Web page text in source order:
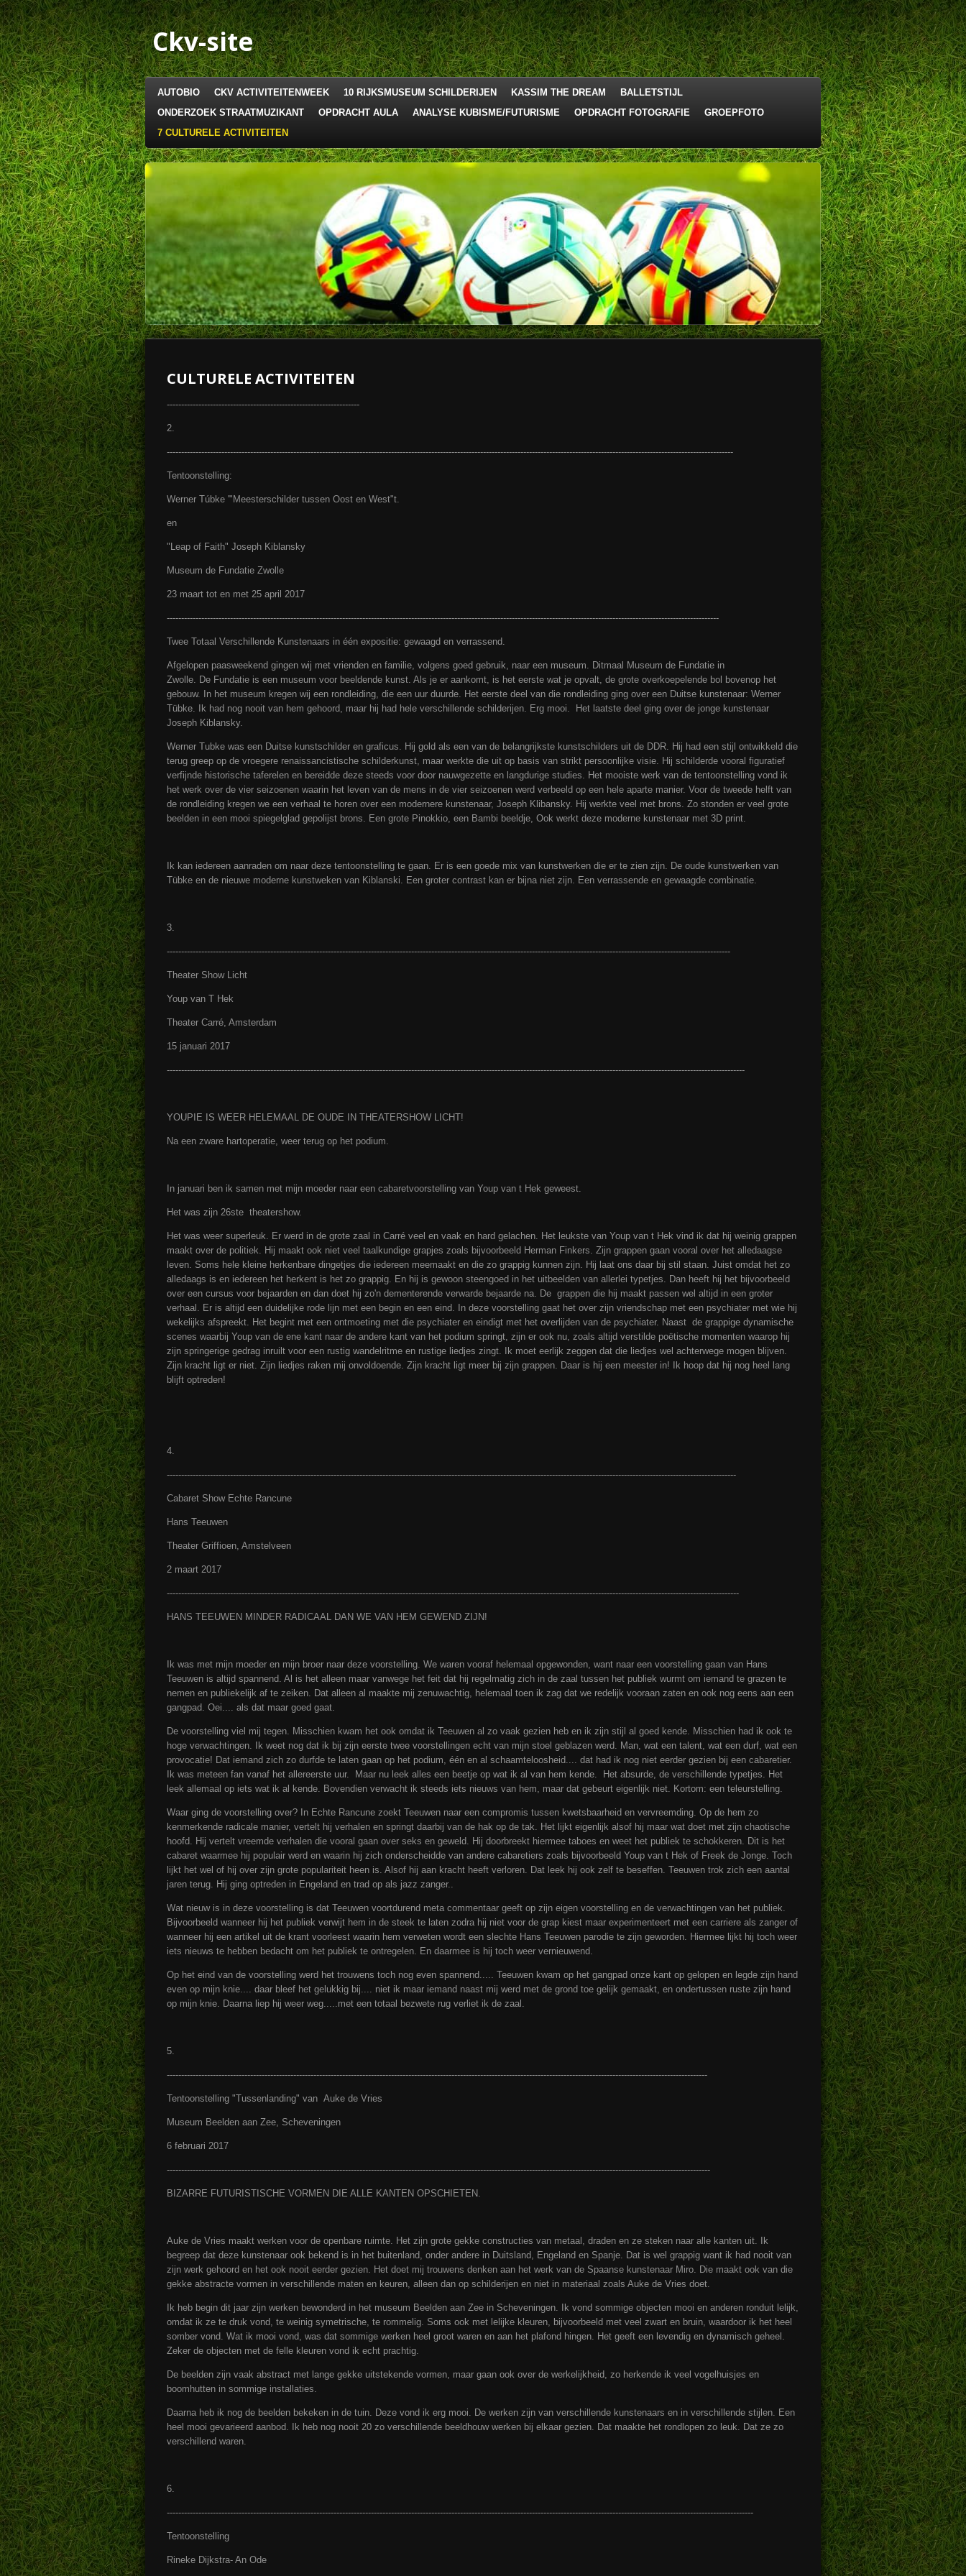
Ga
direct
naar
de
hoofdinhoud
Ckv-site
AUTOBIO CKV ACTIVITEITENWEEK 10 RIJKSMUSEUM SCHILDERIJEN KASSIM THE DREAM
BALLETSTIJL
ONDERZOEK STRAATMUZIKANT
OPDRACHT AULA ANALYSE KUBISME/FUTURISME OPDRACHT FOTOGRAFIE
GROEPFOTO
7 CULTURELE ACTIVITEITEN
CULTURELE ACTIVITEITEN
-------------------------------------------------------------------
2.
-----------------------------------------------------------------------------------------------------------------------------------------------------------------------------------------------------
Tentoonstelling:
Werner Túbke '"Meesterschilder tussen Oost en West"t.
en
"Leap of Faith" Joseph Kiblansky
Museum de Fundatie Zwolle
23 maart tot en met 25 april 2017
------------------------------------------------------------------------------------------------------------------------------------------------------------------------------------------------
Twee Totaal Verschillende Kunstenaars in één expositie: gewaagd en verrassend.
Afgelopen paasweekend gingen wij met vrienden en familie, volgens goed gebruik, naar een museum. Ditmaal Museum de Fundatie in
Zwolle. De Fundatie is een museum voor beeldende kunst. Als je er aankomt, is het eerste wat je opvalt, de grote overkoepelende bol bovenop het
gebouw. In het museum kregen wij een rondleiding, die een uur duurde. Het eerste deel van die rondleiding ging over een Duitse kunstenaar: Werner
Tübke. Ik had nog nooit van hem gehoord, maar hij had hele verschillende schilderijen. Erg mooi. Het laatste deel ging over de jonge kunstenaar
Joseph Kiblansky.
Werner Tubke was een Duitse kunstschilder en graficus. Hij gold als een van de belangrijkste kunstschilders uit de DDR. Hij had een stijl ontwikkeld die
terug greep op de vroegere renaissancistische schilderkunst, maar werkte die uit op basis van strikt persoonlijke visie. Hij schilderde vooral figuratief
verfijnde historische taferelen en bereidde deze steeds voor door nauwgezette en langdurige studies. Het mooiste werk van de tentoonstelling vond ik
het werk over de vier seizoenen waarin het leven van de mens in de vier seizoenen werd verbeeld op een hele aparte manier. Voor de tweede helft van
de rondleiding kregen we een verhaal te horen over een modernere kunstenaar, Joseph Klibansky. Hij werkte veel met brons. Zo stonden er veel grote
beelden in een mooi spiegelglad gepolijst brons. Een grote Pinokkio, een Bambi beeldje, Ook werkt deze moderne kunstenaar met 3D print.
Ik kan iedereen aanraden om naar deze tentoonstelling te gaan. Er is een goede mix van kunstwerken die er te zien zijn. De oude kunstwerken van
Tübke en de nieuwe moderne kunstweken van Kiblanski. Een groter contrast kan er bijna niet zijn. Een verrassende en gewaagde combinatie.
3.
----------------------------------------------------------------------------------------------------------------------------------------------------------------------------------------------------
Theater Show Licht
Youp van T Hek
Theater Carré, Amsterdam
15 januari 2017
---------------------------------------------------------------------------------------------------------------------------------------------------------------------------------------------------------
YOUPIE IS WEER HELEMAAL DE OUDE IN THEATERSHOW LICHT!
Na een zware hartoperatie, weer terug op het podium.
In januari ben ik samen met mijn moeder naar een cabaretvoorstelling van Youp van t Hek geweest.
Het was zijn 26ste theatershow.
Het was weer superleuk. Er werd in de grote zaal in Carré veel en vaak en hard gelachen. Het leukste van Youp van t Hek vind ik dat hij weinig grappen
maakt over de politiek. Hij maakt ook niet veel taalkundige grapjes zoals bijvoorbeeld Herman Finkers. Zijn grappen gaan vooral over het alledaagse
leven. Soms hele kleine herkenbare dingetjes die iedereen meemaakt en die zo grappig kunnen zijn. Hij laat ons daar bij stil staan. Juist omdat het zo
alledaags is en iedereen het herkent is het zo grappig. En hij is gewoon steengoed in het uitbeelden van allerlei typetjes. Dan heeft hij het bijvoorbeeld
over een cursus voor bejaarden en dan doet hij zo'n dementerende verwarde bejaarde na. De grappen die hij maakt passen wel altijd in een groter
verhaal. Er is altijd een duidelijke rode lijn met een begin en een eind. In deze voorstelling gaat het over zijn vriendschap met een psychiater met wie hij
wekelijks afspreekt. Het begint met een ontmoeting met die psychiater en eindigt met het overlijden van de psychiater. Naast de grappige dynamische
scenes waarbij Youp van de ene kant naar de andere kant van het podium springt, zijn er ook nu, zoals altijd verstilde poëtische momenten waarop hij
zijn springerige gedrag inruilt voor een rustig wandelritme en rustige liedjes zingt. Ik moet eerlijk zeggen dat die liedjes wel achterwege mogen blijven.
Zijn kracht ligt er niet. Zijn liedjes raken mij onvoldoende. Zijn kracht ligt meer bij zijn grappen. Daar is hij een meester in! Ik hoop dat hij nog heel lang
blijft optreden!
4.
------------------------------------------------------------------------------------------------------------------------------------------------------------------------------------------------------
Cabaret Show Echte Rancune
Hans Teeuwen
Theater Griffioen, Amstelveen
2 maart 2017
-------------------------------------------------------------------------------------------------------------------------------------------------------------------------------------------------------
HANS TEEUWEN MINDER RADICAAL DAN WE VAN HEM GEWEND ZIJN!
Ik was met mijn moeder en mijn broer naar deze voorstelling. We waren vooraf helemaal opgewonden, want naar een voorstelling gaan van Hans
Teeuwen is altijd spannend. Al is het alleen maar vanwege het feit dat hij regelmatig zich in de zaal tussen het publiek wurmt om iemand te grazen te
nemen en publiekelijk af te zeiken. Dat alleen al maakte mij zenuwachtig, helemaal toen ik zag dat we redelijk vooraan zaten en ook nog eens aan een
gangpad. Oei.... als dat maar goed gaat.
De voorstelling viel mij tegen. Misschien kwam het ook omdat ik Teeuwen al zo vaak gezien heb en ik zijn stijl al goed kende. Misschien had ik ook te
hoge verwachtingen. Ik weet nog dat ik bij zijn eerste twee voorstellingen echt van mijn stoel geblazen werd. Man, wat een talent, wat een durf, wat een
provocatie! Dat iemand zich zo durfde te laten gaan op het podium, één en al schaamteloosheid.... dat had ik nog niet eerder gezien bij een cabaretier.
Ik was meteen fan vanaf het allereerste uur. Maar nu leek alles een beetje op wat ik al van hem kende. Het absurde, de verschillende typetjes. Het
leek allemaal op iets wat ik al kende. Bovendien verwacht ik steeds iets nieuws van hem, maar dat gebeurt eigenlijk niet. Kortom: een teleurstelling.
Waar ging de voorstelling over? In Echte Rancune zoekt Teeuwen naar een compromis tussen kwetsbaarheid en vervreemding. Op de hem zo
kenmerkende radicale manier, vertelt hij verhalen en springt daarbij van de hak op de tak. Het lijkt eigenlijk alsof hij maar wat doet met zijn chaotische
hoofd. Hij vertelt vreemde verhalen die vooral gaan over seks en geweld. Hij doorbreekt hiermee taboes en weet het publiek te schokkeren. Dit is het
cabaret waarmee hij populair werd en waarin hij zich onderscheidde van andere cabaretiers zoals bijvoorbeeld Youp van t Hek of Freek de Jonge. Toch
lijkt het wel of hij over zijn grote populariteit heen is. Alsof hij aan kracht heeft verloren. Dat leek hij ook zelf te beseffen. Teeuwen trok zich een aantal
jaren terug. Hij ging optreden in Engeland en trad op als jazz zanger..
Wat nieuw is in deze voorstelling is dat Teeuwen voortdurend meta commentaar geeft op zijn eigen voorstelling en de verwachtingen van het publiek.
Bijvoorbeeld wanneer hij het publiek verwijt hem in de steek te laten zodra hij niet voor de grap kiest maar experimenteert met een carriere als zanger of
wanneer hij een artikel uit de krant voorleest waarin hem verweten wordt een slechte Hans Teeuwen parodie te zijn geworden. Hiermee lijkt hij toch weer
iets nieuws te hebben bedacht om het publiek te ontregelen. En daarmee is hij toch weer vernieuwend.
Op het eind van de voorstelling werd het trouwens toch nog even spannend..... Teeuwen kwam op het gangpad onze kant op gelopen en legde zijn hand
even op mijn knie.... daar bleef het gelukkig bij.... niet ik maar iemand naast mij werd met de grond toe gelijk gemaakt, en ondertussen ruste zijn hand
op mijn knie. Daarna liep hij weer weg.....met een totaal bezwete rug verliet ik de zaal.
5.
--------------------------------------------------------------------------------------------------------------------------------------------------------------------------------------------
Tentoonstelling "Tussenlanding" van Auke de Vries
Museum Beelden aan Zee, Scheveningen
6 februari 2017
---------------------------------------------------------------------------------------------------------------------------------------------------------------------------------------------
BIZARRE FUTURISTISCHE VORMEN DIE ALLE KANTEN OPSCHIETEN.
Auke de Vries maakt werken voor de openbare ruimte. Het zijn grote gekke constructies van metaal, draden en ze steken naar alle kanten uit. Ik
begreep dat deze kunstenaar ook bekend is in het buitenland, onder andere in Duitsland, Engeland en Spanje. Dat is wel grappig want ik had nooit van
zijn werk gehoord en het ook nooit eerder gezien. Het doet mij trouwens denken aan het werk van de Spaanse kunstenaar Miro. Die maakt ook van die
gekke abstracte vormen in verschillende maten en keuren, alleen dan op schilderijen en niet in materiaal zoals Auke de Vries doet.
Ik heb begin dit jaar zijn werken bewonderd in het museum Beelden aan Zee in Scheveningen. Ik vond sommige objecten mooi en anderen ronduit lelijk,
omdat ik ze te druk vond, te weinig symetrische, te rommelig. Soms ook met lelijke kleuren, bijvoorbeeld met veel zwart en bruin, waardoor ik het heel
somber vond. Wat ik mooi vond, was dat sommige werken heel groot waren en aan het plafond hingen. Het geeft een levendig en dynamisch geheel.
Zeker de objecten met de felle kleuren vond ik echt prachtig.
De beelden zijn vaak abstract met lange gekke uitstekende vormen, maar gaan ook over de werkelijkheid, zo herkende ik veel vogelhuisjes en
boomhutten in sommige installaties.
Daarna heb ik nog de beelden bekeken in de tuin. Deze vond ik erg mooi. De werken zijn van verschillende kunstenaars en in verschillende stijlen. Een
heel mooi gevarieerd aanbod. Ik heb nog nooit 20 zo verschillende beeldhouw werken bij elkaar gezien. Dat maakte het rondlopen zo leuk. Dat ze zo
verschillend waren.
6.
------------------------------------------------------------------------------------------------------------------------------------------------------------------------------------------------------------
Tentoonstelling
Rineke Dijkstra- An Ode